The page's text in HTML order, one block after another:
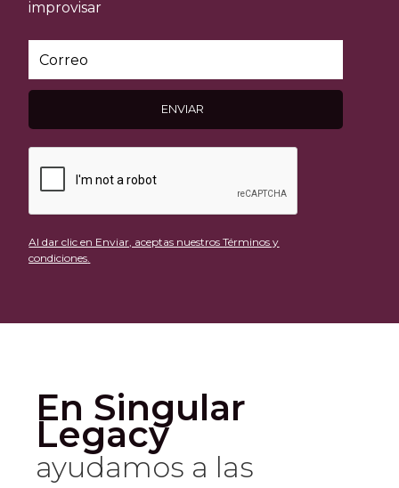
improvisar
Al dar clic en Enviar, aceptas nuestrosTérminos y
condiciones.
En Singular
Legacy
ayudamos a las